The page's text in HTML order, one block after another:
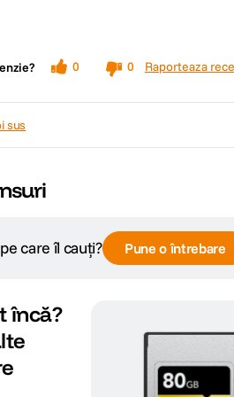
0 0 Raporteaza
sus
care îl cauți? Pune o întrebare
încă?